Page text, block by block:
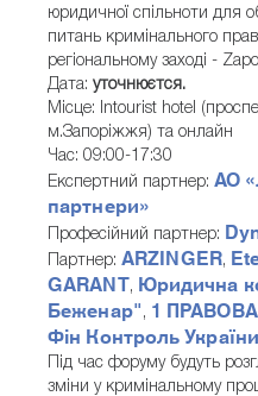
юридичної спільноти для
питань кримінального
регіональному заході -
Дата: уточнюєтся.
Місце: Intourist hotel
м.Запоріжжя) та онлайн
Час: 09:00-17:30
Експертний партнер: АО
партнери»
Професійний партнер:
Партнер: ARZINGER,
GARANT, Юридична
Беженар" , 1
Фін Контроль
Під час форуму будуть
зміни у кримінальному